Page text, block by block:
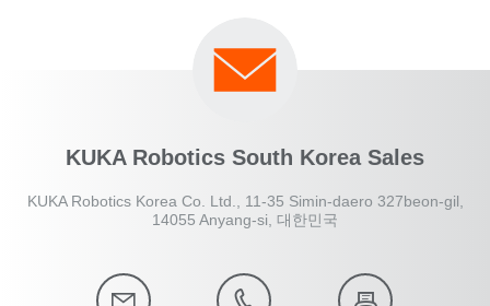
KUKA Robotics South Korea Sales
KUKA Robotics Korea Co. Ltd., 11-35 Simin-daero 327beon-gil,
14055 Anyang-si, 대한민국